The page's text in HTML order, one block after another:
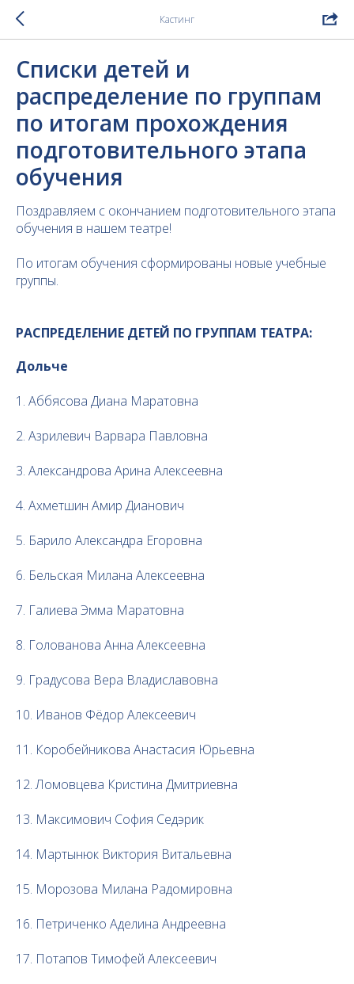
Кастинг
Списки детей и
распределение по группам
по итогам прохождения
подготовительного этапа
обучения
Поздравляем с окончанием подготовительного этапа
обучения в нашем театре!
По итогам обучения сформированы новые учебные
группы.
РАСПРЕДЕЛЕНИЕ ДЕТЕЙ ПО ГРУППАМ ТЕАТРА:
Дольче
1. Аббясова Диана Маратовна
2. Азрилевич Варвара Павловна
3. Александрова Арина Алексеевна
4. Ахметшин Амир Дианович
5. Барило Александра Егоровна
6. Бельская Милана Алексеевна
7. Галиева Эмма Маратовна
8. Голованова Анна Алексеевна
9. Градусова Вера Владиславовна
10. Иванов Фёдор Алексеевич
11. Коробейникова Анастасия Юрьевна
12. Ломовцева Кристина Дмитриевна
13. Максимович София Седэрик
14. Мартынюк Виктория Витальевна
15. Морозова Милана Радомировна
16. Петриченко Аделина Андреевна
17. Потапов Тимофей Алексеевич